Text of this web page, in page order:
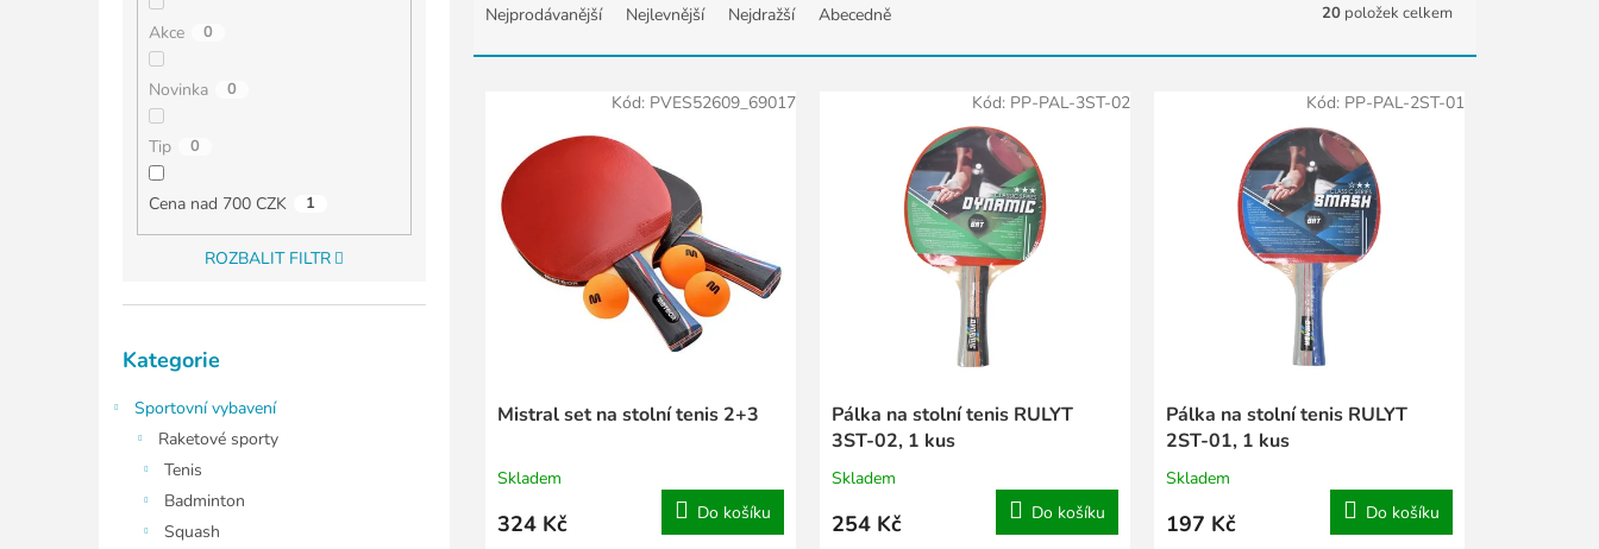
Akce 0
Novinka 0
Tip 0
Cena nad 700 CZK 1
ROZBALIT FILTR
kategorie
Kategorie
Sportovní vybavení
Raketové sporty
Tenis
Badminton
Squash
e
Nejprodávanější Nejlevnější Nejdražší Abecedně 20 položek celkem
Mistral set na stolní tenis 2+3
Skladem
324 Kč Do košíku
Kód: PVES52609_69017
Pálka na stolní tenis RULYT
3ST-02, 1 kus
Skladem
254 Kč Do košíku
Kód: PP-PAL-3ST-02
Pálka na stolní tenis RULYT
2ST-01, 1 kus
Skladem
197 Kč Do košíku
Kód: PP-PAL-2ST-01